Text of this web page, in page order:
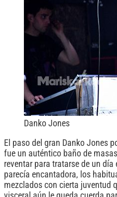
Danko Jones
El paso del gran Danko Jones
fue un auténtico baño de
reventar para tratarse de un día
parecía encantadora, los
mezclados con cierta juventud